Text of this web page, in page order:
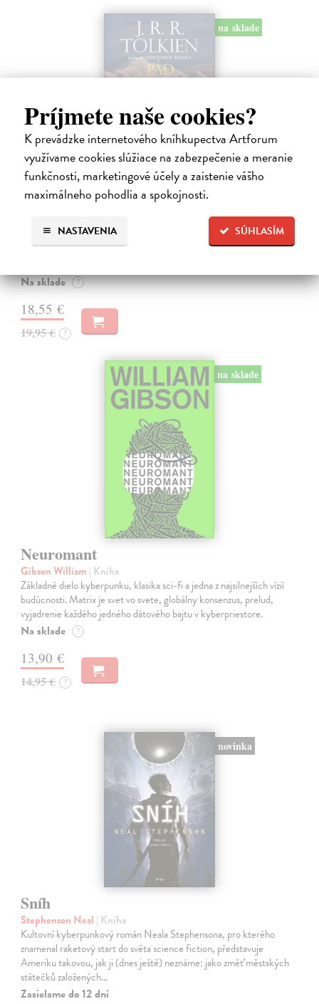
Príjmete naše cookies?
K prevádzke internetového kníhkupectva Artforum
využívame cookies slúžiace na zabezpečenie a meranie
funkčnosti, marketingové účely a zaistenie vášho
maximálneho pohodlia a spokojnosti.
SÚHLASÍM
NASTAVENIA
na sklade
Pád Gondolinu
Legenda o páde Gondolinu hovorí o boji dvoch najväčších mocností
sveta. Zlo predstavuje Morgoth, najhorší zo všetkých, vodca
Na sklade ?
18,55 €
19,95 € ?
na sklade
Neuromant
Gibson William | Kniha
Základné dielo kyberpunku, klasika sci-fi a jedna z najsilnejších vízií
budúcnosti. Matrix je svet vo svete, globálny konsenzus, prelud,
vyjadrenie každého jedného dátového bajtu v kyberpriestore.
Na sklade ?
13,90 €
14,95 € ?
novinka
Sníh
Stephenson Neal | Kniha
Kultovní kyberpunkový román Neala Stephensona, pro kterého
znamenal raketový start do světa science fiction, představuje
Ameriku takovou, jak ji (dnes ještě) neznáme: jako změť městských
státečků založených…
Zasielame do 12 dní